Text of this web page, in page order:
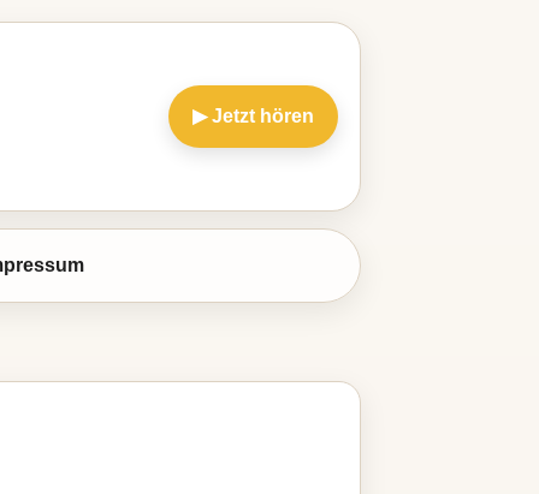
▶ Jetzt hören